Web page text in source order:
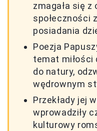
zmagała się
społeczności
posiadania
Poezja
temat miłości
do natury,
wędrownym
Przekłady jej
wprowadziły
kulturowy